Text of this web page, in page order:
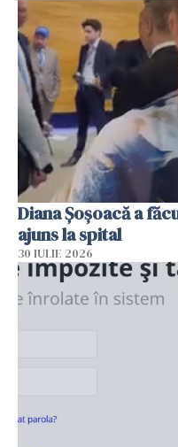
Diana Șoșoacă a
ajuns la spital
30 IULIE 2026